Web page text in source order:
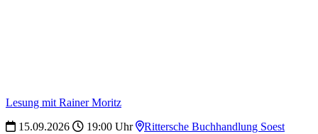
Lesung mit Rainer Moritz
15.09.2026
19:00 Uhr Rittersche Buchhandlung Soest